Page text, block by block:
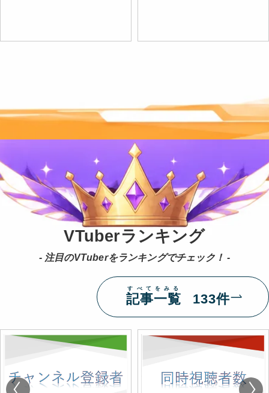
VTuberランキング
- 注目のVTuberをランキングでチェック！ -
記事一覧
すべてをみる
133件